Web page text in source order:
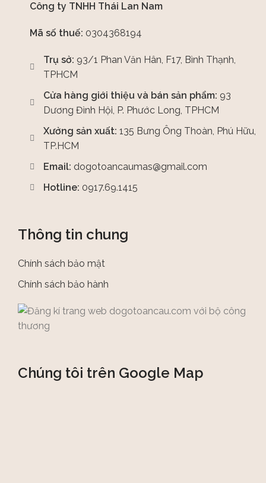
Công ty TNHH Thái Lan Nam
Mã số thuế: 0304368194
Trụ sở: 93/1 Phan Văn Hân, F17, Bình Thạnh,
TPHCM
Cửa hàng giới thiệu và bán sản phẩm: 93
Dương Đình Hội, P. Phước Long, TPHCM
Xưởng sản xuất: 135 Bưng Ông Thoàn, Phú Hữu,
TP.HCM
Email: dogotoancaumas@gmail.com
Hotline: 0917.69.1415
Thông tin chung
Chính sách bảo mật
Chính sách bảo hành
Chúng tôi trên Google Map